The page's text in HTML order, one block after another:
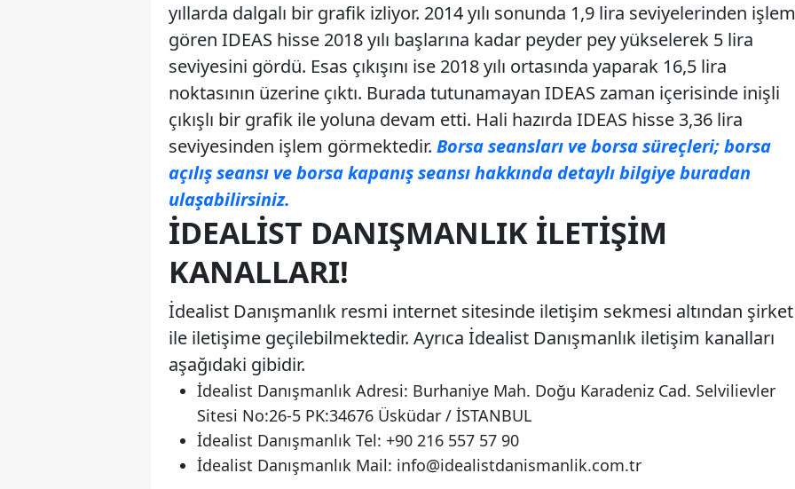
yıllarda dalgalı bir grafik izliyor. 2014 yılı sonunda 1,9 lira seviyelerinden işlem
gören IDEAS hisse 2018 yılı başlarına kadar peyder pey yükselerek 5 lira
seviyesini gördü. Esas çıkışını ise 2018 yılı ortasında yaparak 16,5 lira
noktasının üzerine çıktı. Burada tutunamayan IDEAS zaman içerisinde inişli
çıkışlı bir grafik ile yoluna devam etti. Hali hazırda IDEAS hisse 3,36 lira
seviyesinden işlem görmektedir. Borsa seansları ve borsa süreçleri; borsa
açılış seansı ve borsa kapanış seansı hakkında detaylı bilgiye buradan
ulaşabilirsiniz.
İDEALIST DANIŞMANLIK İLETIŞIM
KANALLARI!
İdealist Danışmanlık resmi internet sitesinde iletişim sekmesi altından şirket
ile iletişime geçilebilmektedir. Ayrıca İdealist Danışmanlık iletişim kanalları
aşağıdaki gibidir.
İdealist Danışmanlık Adresi: Burhaniye Mah. Doğu Karadeniz Cad. Selvilievler
Sitesi No:26-5 PK:34676 Üsküdar / İSTANBUL
İdealist Danışmanlık Tel: +90 216 557 57 90
İdealist Danışmanlık Mail: info@idealistdanismanlik.com.tr